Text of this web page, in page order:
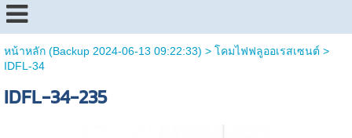
หน้าหลัก (Backup 2024-06-13 09:22:33) > โคมไฟฟลูออเรสเซนต์ >
IDFL-34
IDFL-34-235